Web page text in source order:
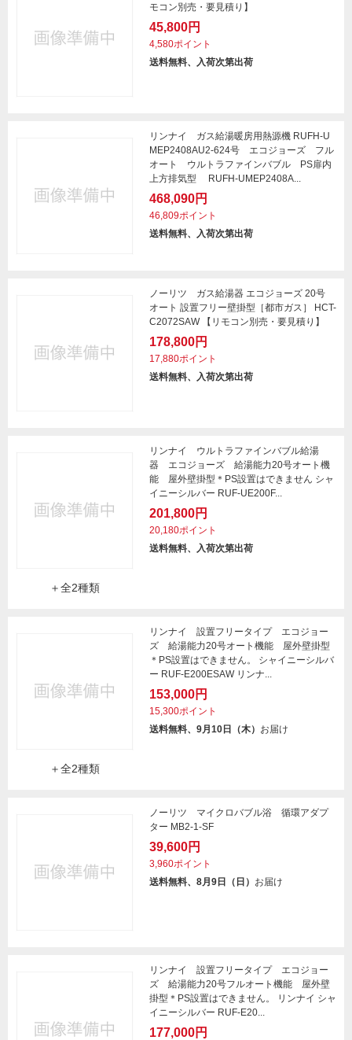
モコン別売・要見積り】
45,800円
4,580ポイント
送料無料、入荷次第出荷
リンナイ ガス給湯暖房用熱源機 RUFH-U
MEP2408AU2-624号 エコジョーズ フル
オート ウルトラファインバブル PS扉内
上方排気型 RUFH-UMEP2408A...
468,090円
46,809ポイント
送料無料、入荷次第出荷
ノーリツ ガス給湯器 エコジョーズ 20号
オート 設置フリー壁掛型［都市ガス］ HCT-
C2072SAW 【リモコン別売・要見積り】
178,800円
17,880ポイント
送料無料、入荷次第出荷
＋全2種類
リンナイ ウルトラファインバブル給湯
器 エコジョーズ 給湯能力20号オート機
能 屋外壁掛型＊PS設置はできません シャ
イニーシルバー RUF-UE200F...
201,800円
20,180ポイント
送料無料、入荷次第出荷
＋全2種類
リンナイ 設置フリータイプ エコジョー
ズ 給湯能力20号オート機能 屋外壁掛型
＊PS設置はできません。 シャイニーシルバ
ー RUF-E200ESAW リンナ...
153,000円
15,300ポイント
送料無料、9月10日（木） お届け
ノーリツ マイクロバブル浴 循環アダプ
ター MB2-1-SF
39,600円
3,960ポイント
送料無料、8月9日（日） お届け
リンナイ 設置フリータイプ エコジョー
ズ 給湯能力20号フルオート機能 屋外壁
掛型＊PS設置はできません。 リンナイ シャ
イニーシルバー RUF-E20...
177,000円